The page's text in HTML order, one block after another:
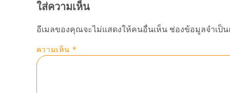
ใส่ความเห็น
อีเมลของคุณจะไม่แสดงให้คนอื่นเห็น ช่องข้อมูลจำเป็
ความเห็น *